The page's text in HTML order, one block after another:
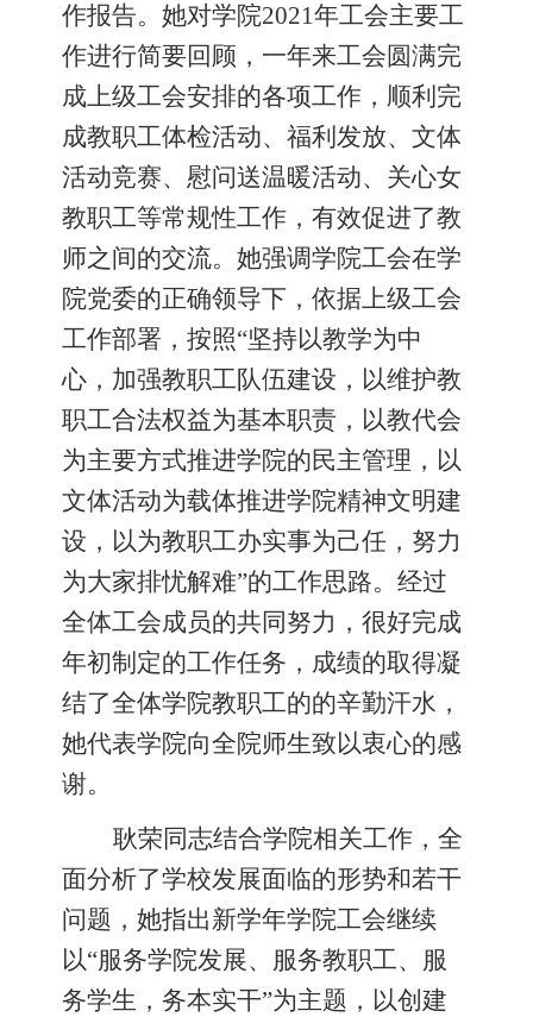
作报告。她对学院2021年工会主要工
作进行简要回顾 ， 一年来工会圆满完
成上级工会安排的各项工作， 顺利 完
成教职工体检活动、福利 发放、 文体
活动竞赛、 慰问送温暖活动、 关心女
教职工等常规性工作，有效促进了教
师之间的交流。 她强调学院工会在学
院党委的正确领导下， 依据上级工会
工作部署，按照“坚持以教学为中
心，加强教职工队伍建设，以维护教
职工合法权益为基本职责，以教代会
为主要方式推进学院的民主管理，以
文体活动为载体推进学院精神文明建
设，以为教职工办实事为己任，努力
为大家排忧解难”的工作思路。经过
全体工会成员的共同努力， 很好完成
年初制定的工作任务，成绩的取得凝
结了全体学院教职工的的辛勤汗水，
她代表学院向全院师生致以衷心的感
谢。
耿荣同志结合学院相关工作，全
面分析了学校发展面临的形势和若干
问题， 她指出新学年学院工会继续
以“服务学院发展、服务教职工、服
务学生，务本实干”为主题，以创建